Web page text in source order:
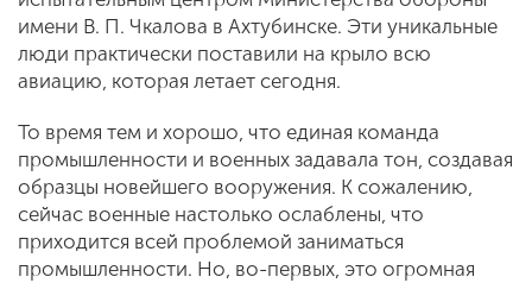
имени В. П. Чкалова в Ахтубинске. Эти уникальные
люди практически поставили на крыло всю
авиацию, которая летает сегодня.
То время тем и хорошо, что единая команда
промышленности и военных задавала тон, создавая
образцы новейшего вооружения. К сожалению,
сейчас военные настолько ослаблены, что
приходится всей проблемой заниматься
промышленности. Но, во-первых, это огромная